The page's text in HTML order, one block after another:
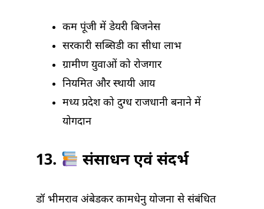
कम पूंजी में डेयरी बिजनेस
सरकारी सब्सिडी का सीधा लाभ
ग्रामीण युवाओं को रोजगार
नियमित और स्थायी आय
मध्य प्रदेश को दुग्ध राजधानी बनाने में
योगदान
13. संसाधन एवं संदर्भ
डॉ भीमराव अंबेडकर कामधेनु योजना से संबंधित